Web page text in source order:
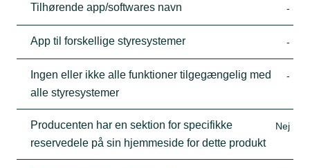
Tilhørende app/softwares navn -
App til forskellige styresystemer -
Ingen eller ikke alle funktioner tilgegængelig med
alle styresystemer
-
Producenten har en sektion for specifikke
reservedele på sin hjemmeside for dette produkt
Nej